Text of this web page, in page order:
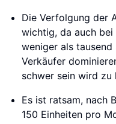
Die Verfolgung der
wichtig, da auch
weniger als
Verkäufer
schwer sein wird zu
Es ist ratsam, nach
150 Einheiten pro